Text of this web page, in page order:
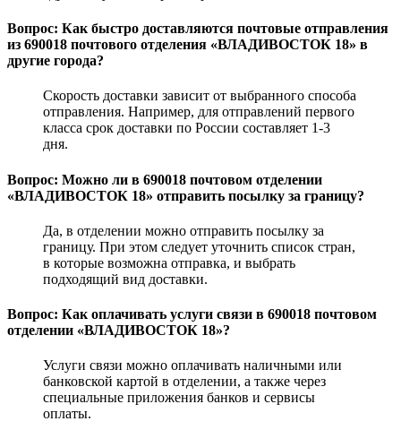
Вопрос: Как быстро доставляются почтовые отправления
из 690018 почтового отделения «ВЛАДИВОСТОК 18» в
другие города?
Скорость доставки зависит от выбранного способа
отправления. Например, для отправлений первого
класса срок доставки по России составляет 1-3
дня.
Вопрос: Можно ли в 690018 почтовом отделении
«ВЛАДИВОСТОК 18» отправить посылку за границу?
Да, в отделении можно отправить посылку за
границу. При этом следует уточнить список стран,
в которые возможна отправка, и выбрать
подходящий вид доставки.
Вопрос: Как оплачивать услуги связи в 690018 почтовом
отделении «ВЛАДИВОСТОК 18»?
Услуги связи можно оплачивать наличными или
банковской картой в отделении, а также через
специальные приложения банков и сервисы
оплаты.